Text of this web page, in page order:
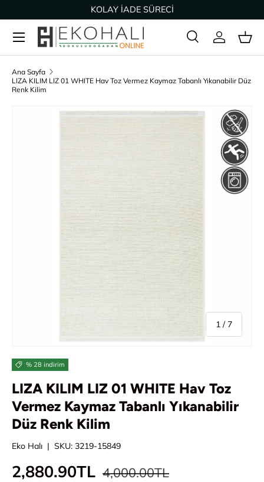
İçeriğe geç
KOLAY İADE SÜRECİ
Arama
Ürün türü
Ara Giriş Yap
Ana Sayfa
LIZA KILIM LIZ 01 WHITE Hav Toz Vermez Kaymaz Tabanlı Yıkanabilir Düz
Renk Kilim
1 / /7
% 28 indirim
LIZA KILIM LIZ 01 WHITE Hav Toz
Vermez Kaymaz Tabanlı Yıkanabilir
Düz Renk Kilim
Eko Halı | SKU: 3219-15849
İndirimli fiyat
2,880.90TL Normal fiyat
4,000.00TL